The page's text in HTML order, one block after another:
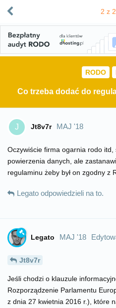
RODO
Co trzeba dodać do
2 z 2
J Jt8v7r MAJ '18
Oczywiście firma ogarnia rodo
powierzenia danych, ale
regulaminu żeby był on zgodny z
Legato odpowiedzieli na to.
Legato MAJ '18
Jt8v7r
Jeśli chodzi o klauzule
Rozporządzenie Parlamentu
z dnia 27 kwietnia 2016 r.), które